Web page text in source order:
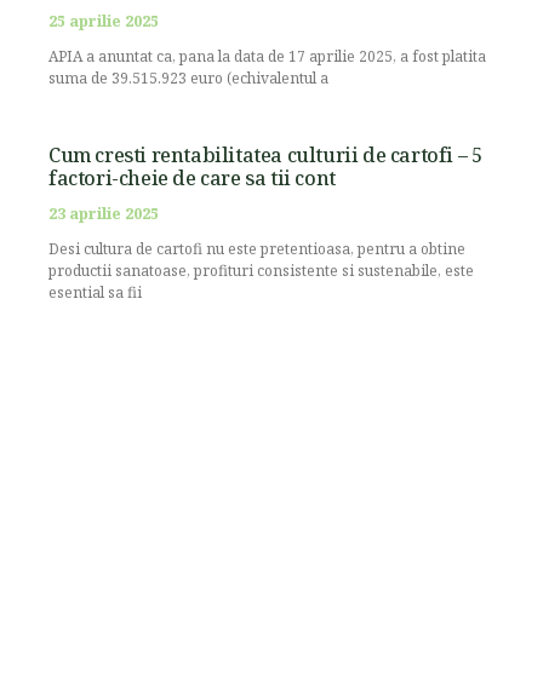
25 aprilie 2025
APIA a anuntat ca, pana la data de 17 aprilie 2025, a fost platita
suma de 39.515.923 euro (echivalentul a
Cum cresti rentabilitatea culturii de cartofi – 5
factori-cheie de care sa tii cont
23 aprilie 2025
Desi cultura de cartofi nu este pretentioasa, pentru a obtine
productii sanatoase, profituri consistente si sustenabile, este
esential sa fii